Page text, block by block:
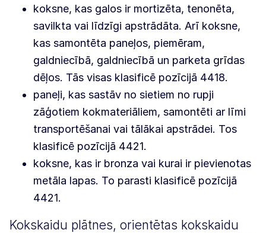
koksne, kas galos ir mortizēta, tenonēta,
savilkta vai līdzīgi apstrādāta. Arī koksne,
kas samontēta paneļos, piemēram,
galdniecībā, galdniecībā un parketa grīdas
dēļos. Tās visas klasificē pozīcijā 4418.
paneļi, kas sastāv no sietiem no rupji
zāģotiem kokmateriāliem, samontēti ar līmi
transportēšanai vai tālākai apstrādei. Tos
klasificē pozīcijā 4421.
koksne, kas ir bronza vai kurai ir pievienotas
metāla lapas. To parasti klasificē pozīcijā
4421.
Kokskaidu plātnes, orientētas kokskaidu